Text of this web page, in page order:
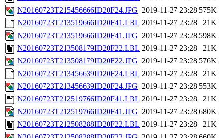
N20160723T215456666ID20F24.JPG 2019-11-27 23:28 575K
N20160723T213519666ID20F41.LBL 2019-11-27 23:28
21K
N20160723T213519666ID20F41.JPG 2019-11-27 23:28 598K
N20160723T213508179ID20F22.LBL 2019-11-27 23:28
21K
N20160723T213508179ID20F22.JPG 2019-11-27 23:28 576K
N20160723T213456639ID20F24.LBL 2019-11-27 23:28
21K
N20160723T213456639ID20F24.JPG 2019-11-27 23:28 553K
N20160723T212519766ID20F41.LBL 2019-11-27 23:28
21K
N20160723T212519766ID20F41.JPG 2019-11-27 23:28 680K
N20160723T212508288ID20F22.LBL 2019-11-27 23:28
21K